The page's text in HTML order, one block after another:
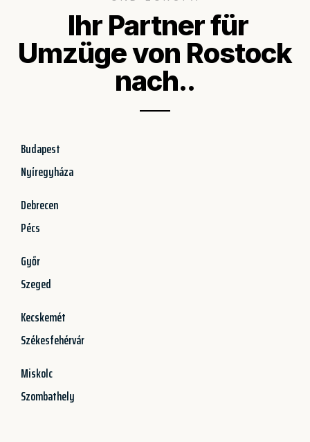
Ihr Partner für
Umzüge von Rostock
nach..
Budapest
Nyíregyháza
Debrecen
Pécs
Győr
Szeged
Kecskemét
Székesfehérvár
Miskolc
Szombathely